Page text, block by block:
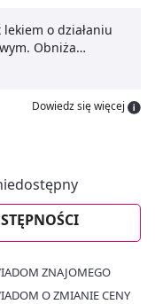
o działaniu
Obniża
w czasie
Dowiedz się więcej
ZNAJOMEGO
O ZMIANIE CENY